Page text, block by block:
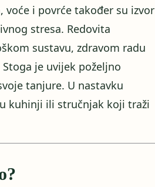
i povrće također su izvor
stresa. Redovita
sustavu, zdravom radu
je uvijek poželjno
tanjure. U nastavku
kuhinji ili stručnjak koji traži